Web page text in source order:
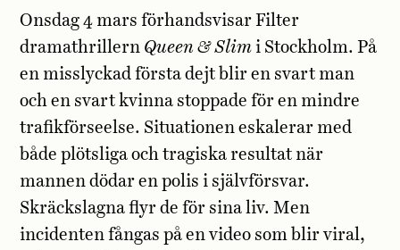
Onsdag 4 mars förhandsvisar Filter
dramathrillern Queen & Slim i Stockholm. På
en misslyckad första dejt blir en svart man
och en svart kvinna stoppade för en mindre
trafikförseelse. Situationen eskalerar med
både plötsliga och tragiska resultat när
mannen dödar en polis i självförsvar.
Skräckslagna flyr de för sina liv. Men
incidenten fångas på en video som blir viral,